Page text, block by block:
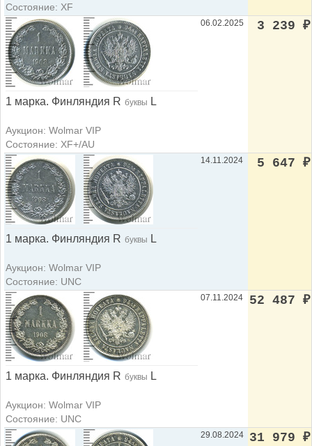
Состояние: XF
1 марка. Финляндия R буквы L
Аукцион: Wolmar VIP
Состояние: XF+/AU
06.02.2025 3 239 ₽
1 марка. Финляндия R буквы L
Аукцион: Wolmar VIP
Состояние: UNC
14.11.2024 5 647 ₽
1 марка. Финляндия R буквы L
Аукцион: Wolmar VIP
Состояние: UNC
07.11.2024 52 487 ₽
29.08.2024 31 979 ₽